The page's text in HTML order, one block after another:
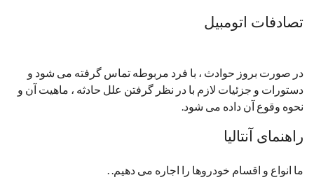
تصادفات اتومبیل
در صورت بروز حوادث ، با فرد مربوطه تماس گرفته می شود و
دستورات و جزئیات لازم با در نظر گرفتن علل حادثه ، ماهیت آن و
نحوه وقوع آن داده می شود.
راهنمای آنتالیا
ما انواع و اقسام خودروها را اجاره می دهیم. .